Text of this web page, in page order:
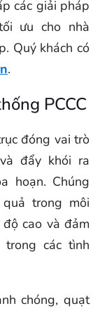
các giải pháp
ưu cho nhà
Quý khách có
.
PCCC
đóng vai trò
đẩy khói ra
hoạn. Chúng
trong môi
cao và đảm
các tình
chóng, quạt